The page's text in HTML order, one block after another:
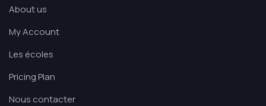
About us
My Account
Les écoles
Pricing Plan
Nous contacter